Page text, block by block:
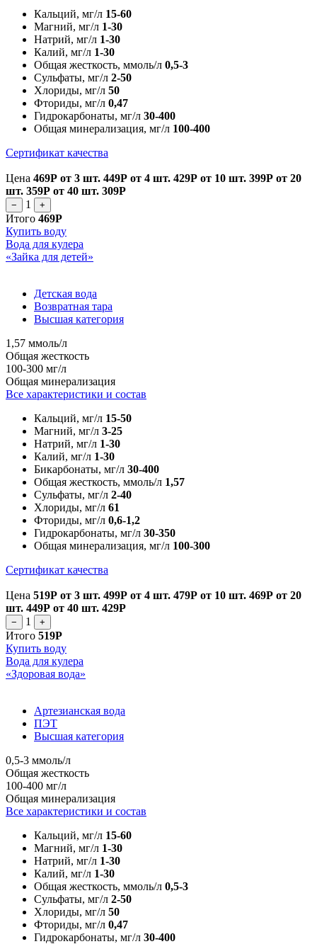
Кальций, мг/л 15-60
Магний, мг/л 1-30
Натрий, мг/л 1-30
Калий, мг/л 1-30
Общая жесткость, ммоль/л 0,5-3
Сульфаты, мг/л 2-50
Хлориды, мг/л 50
Фториды, мг/л 0,47
Гидрокарбонаты, мг/л 30-400
Общая минерализация, мг/л 100-400
Сертификат качества
Цена 469Р от 3 шт. 449Р от 4 шт. 429Р от 10 шт. 399Р от 20
шт. 359Р от 40 шт. 309Р
− 1 +
Итого 469Р
Купить воду
Вода для кулера
«Зайка для детей»
Детская вода
Возвратная тара
Высшая категория
1,57 ммоль/л
Общая жесткость
100-300 мг/л
Общая минерализация
Все характеристики и состав
Кальций, мг/л 15-50
Магний, мг/л 3-25
Натрий, мг/л 1-30
Калий, мг/л 1-30
Бикарбонаты, мг/л 30-400
Общая жесткость, ммоль/л 1,57
Сульфаты, мг/л 2-40
Хлориды, мг/л 61
Фториды, мг/л 0,6-1,2
Гидрокарбонаты, мг/л 30-350
Общая минерализация, мг/л 100-300
Сертификат качества
Цена 519Р от 3 шт. 499Р от 4 шт. 479Р от 10 шт. 469Р от 20
шт. 449Р от 40 шт. 429Р
− 1 +
Итого 519Р
Купить воду
Вода для кулера
«Здоровая вода»
Артезианская вода
ПЭТ
Высшая категория
0,5-3 ммоль/л
Общая жесткость
100-400 мг/л
Общая минерализация
Все характеристики и состав
Кальций, мг/л 15-60
Магний, мг/л 1-30
Натрий, мг/л 1-30
Калий, мг/л 1-30
Общая жесткость, ммоль/л 0,5-3
Сульфаты, мг/л 2-50
Хлориды, мг/л 50
Фториды, мг/л 0,47
Гидрокарбонаты, мг/л 30-400